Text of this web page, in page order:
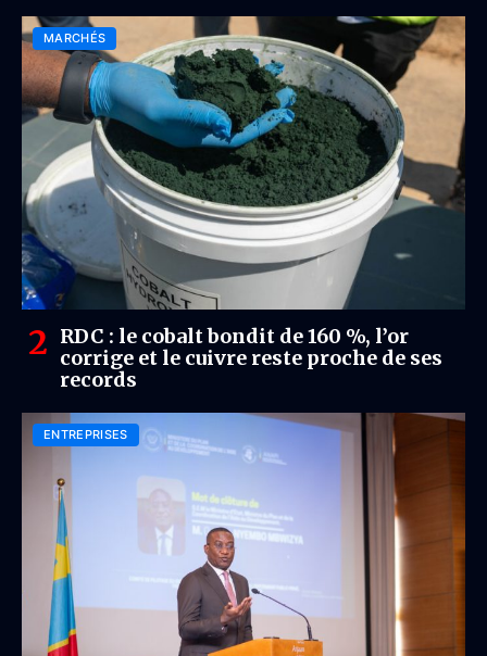
MARCHÉS
RDC : le cobalt bondit de 160 %, l’or
corrige et le cuivre reste proche de ses
records
ENTREPRISES